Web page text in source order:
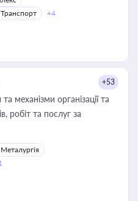
Транспорт +4
+53
механізми організації та
робіт та послуг за
Металургія